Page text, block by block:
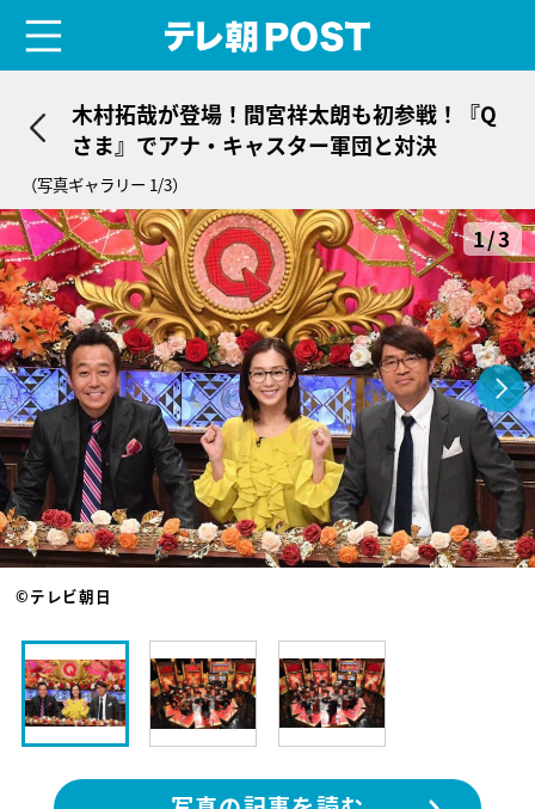
木村拓哉が登場！間宮祥太朗も初参戦！『Q
さま』でアナ・キャスター軍団と対決
（写真ギャラリー 1/3）
1/3
©テレビ朝日